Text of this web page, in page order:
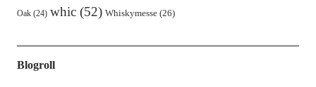
Oak(24) whic(52) Whiskymesse(26)
Blogroll